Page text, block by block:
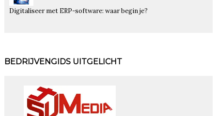
Digitaliseer met ERP-software: waar begin je?
BEDRIJVENGIDS UITGELICHT